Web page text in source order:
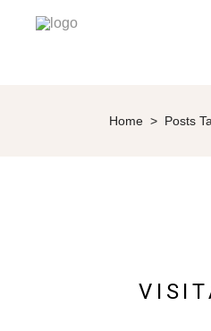
Home > Posts